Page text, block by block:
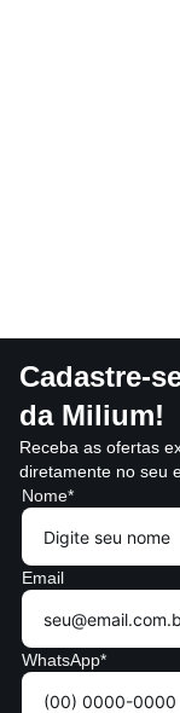
Cadastre-
da Milium!
Receba as ofertas
diretamente no seu
Nome*
Email
WhatsApp*